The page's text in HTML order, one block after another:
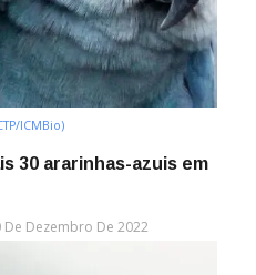
ICMBio)
30 ararinhas-azuis em
De Dezembro De 2022